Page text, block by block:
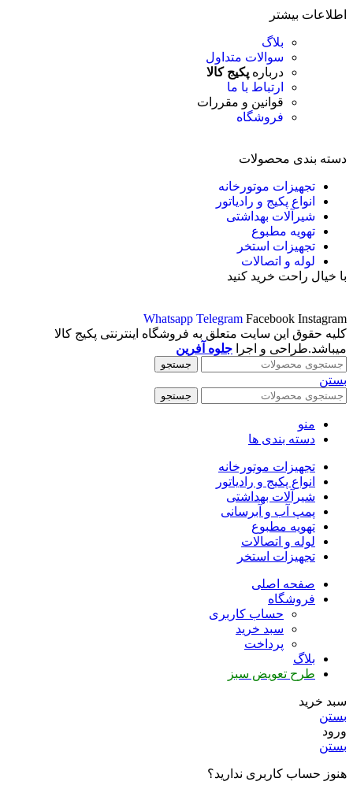
اطلاعات بیشتر
بلاگ
سوالات متداول
درباره پکیج کالا
ارتباط با ما
قوانین و مقررات
فروشگاه
دسته بندی محصولات
تجهیزات موتورخانه
انواع پکیج و رادیاتور
شیرآلات بهداشتی
تهویه مطبوع
تجهیزات استخر
لوله و اتصالات
با خیال راحت خرید کنید
Whatsapp Telegram Facebook Instagram
کلیه حقوق این سایت متعلق به فروشگاه اینترنتی پکیج کالا
میباشد.طراحی و اجرا جلوه آفرین
جستجو
بستن
جستجو
منو
دسته بندی ها
تجهیزات موتورخانه
انواع پکیج و رادیاتور
شیرآلات بهداشتی
پمپ آب و آبرسانی
تهویه مطبوع
لوله و اتصالات
تجهیزات استخر
صفحه اصلی
فروشگاه
حساب کاربری
سبد خرید
پرداخت
بلاگ
طرح تعویض سبز
سبد خرید
بستن
ورود
بستن
هنوز حساب کاربری ندارید؟